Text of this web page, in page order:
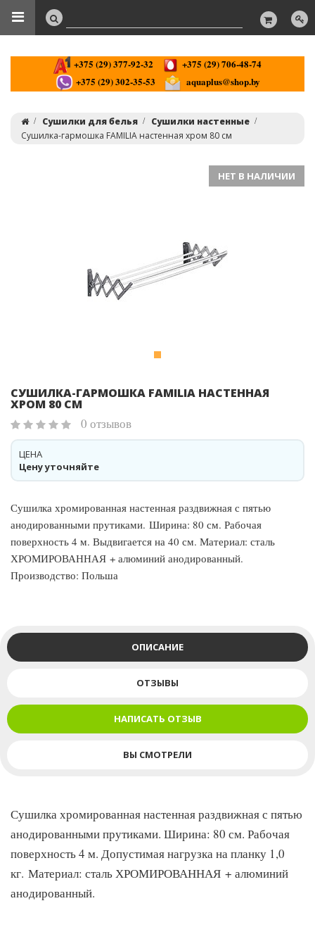
+375 (29) 377-92-32
+375 (29) 706-48-74
+375 (29) 302-35-53
aquaplus@shop.by
Сушилки для белья
Сушилки настенные
Сушилка-гармошка FAMILIA настенная хром 80 см
НЕТ В НАЛИЧИИ
СУШИЛКА-ГАРМОШКА FAMILIA НАСТЕННАЯ
ХРОМ 80 СМ
0 отзывов
Цену уточняйте
ЦЕНА
Сушилка хромированная настенная раздвижная с пятью
анодированными прутиками. Ширина: 80 см. Рабочая
поверхность 4 м. Выдвигается на 40 см. Материал: сталь
ХРОМИРОВАННАЯ + алюминий анодированный.
Производство: Польша
ОПИСАНИЕ
ОТЗЫВЫ
НАПИСАТЬ ОТЗЫВ
ВЫ СМОТРЕЛИ
Сушилка хромированная настенная раздвижная с пятью
анодированными прутиками. Ширина: 80 см. Рабочая
поверхность 4 м. Допустимая нагрузка на планку 1,0
кг. Материал: сталь ХРОМИРОВАННАЯ + алюминий
анодированный.